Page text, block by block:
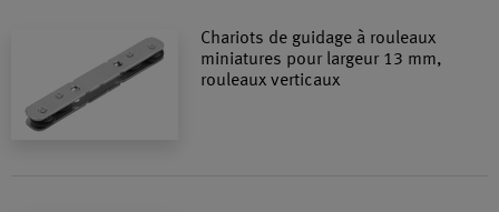
Chariots de guidage à rouleaux
miniatures pour largeur 13 mm,
rouleaux verticaux